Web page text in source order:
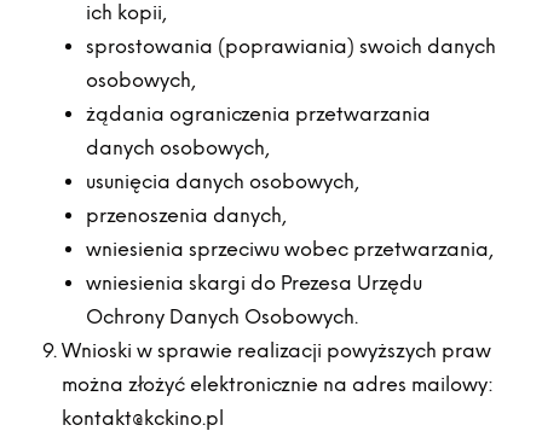
ich kopii,
sprostowania (poprawiania) swoich danych
osobowych,
żądania ograniczenia przetwarzania
danych osobowych,
usunięcia danych osobowych,
przenoszenia danych,
wniesienia sprzeciwu wobec przetwarzania,
wniesienia skargi do Prezesa Urzędu
Ochrony Danych Osobowych.
Wnioski w sprawie realizacji powyższych praw
można złożyć elektronicznie na adres mailowy:
kontakt@kckino.pl